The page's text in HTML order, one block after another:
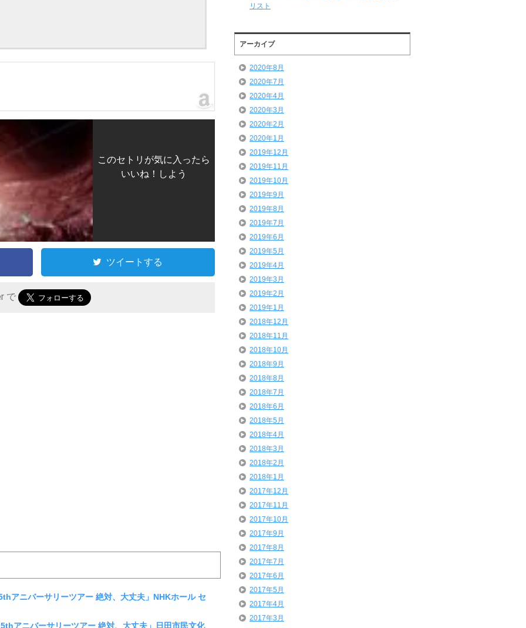
このセトリが気に入ったら
いいね！しよう
ツイートする
で
アニバーサリーツアー 絶対、大丈夫」NHKホール セ
アニバーサリーツアー 絶対、大丈夫」日田市民文化
リスト
アーカイブ
2020年8月
2020年7月
2020年4月
2020年3月
2020年2月
2020年1月
2019年12月
2019年11月
2019年10月
2019年9月
2019年8月
2019年7月
2019年6月
2019年5月
2019年4月
2019年3月
2019年2月
2019年1月
2018年12月
2018年11月
2018年10月
2018年9月
2018年8月
2018年7月
2018年6月
2018年5月
2018年4月
2018年3月
2018年2月
2018年1月
2017年12月
2017年11月
2017年10月
2017年9月
2017年8月
2017年7月
2017年6月
2017年5月
2017年4月
2017年3月